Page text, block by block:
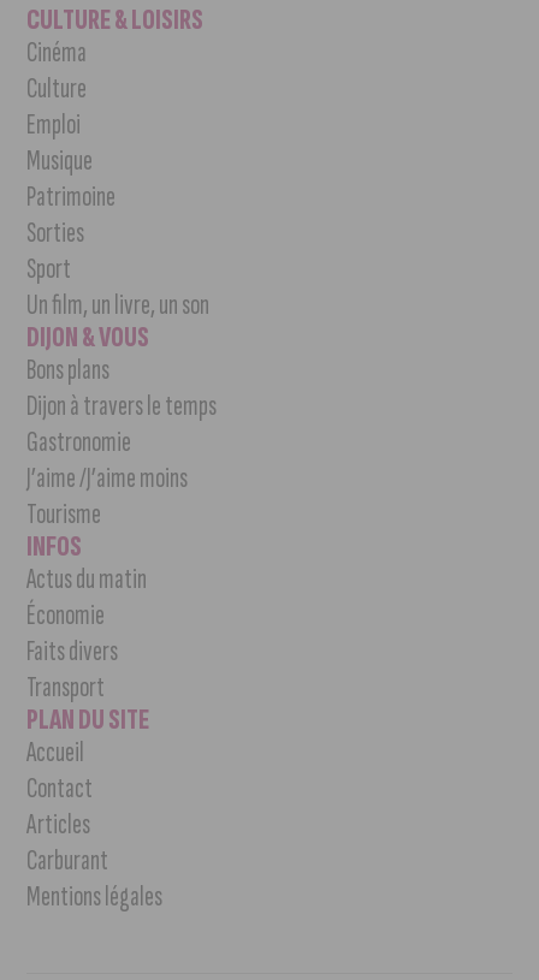
CULTURE & LOISIRS
Cinéma
Culture
Emploi
Musique
Patrimoine
Sorties
Sport
Un film, un livre, un son
DIJON & VOUS
Bons plans
Dijon à travers le temps
Gastronomie
J’aime /J’aime moins
Tourisme
INFOS
Actus du matin
Économie
Faits divers
Transport
PLAN DU SITE
Accueil
Contact
Articles
Carburant
Mentions légales